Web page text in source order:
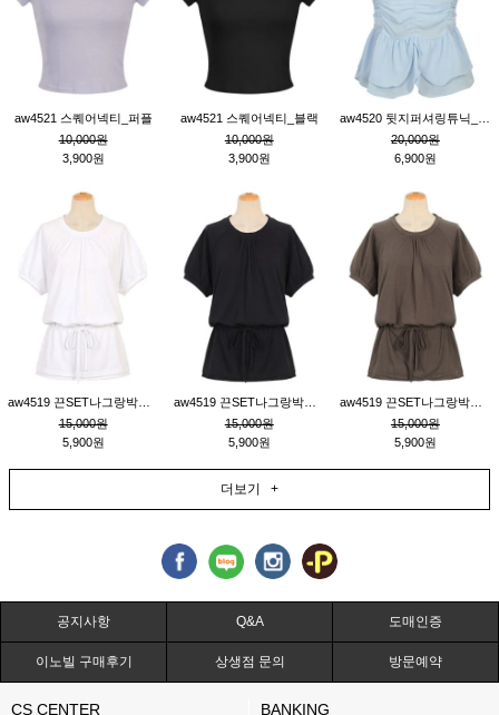
aw4521 스퀘어넥티_퍼플
10,000원
3,900원
aw4521 스퀘어넥티_블랙
10,000원
3,900원
20,000원
6,900원
15,000원
5,900원
15,000원
5,900원
15,000원
5,900원
더보기 +
공지사항 Q&A 도매인증
이노빌 구매후기 상생점 문의 방문예약
CS CENTER BANKING